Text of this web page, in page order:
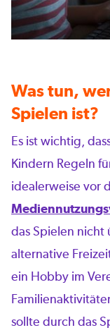
Was tun,
Spielen ist?
Es ist wichtig,
Kindern Regeln
idealerweise vor
das Spielen nicht
alternative
ein Hobby im
sollte durch das